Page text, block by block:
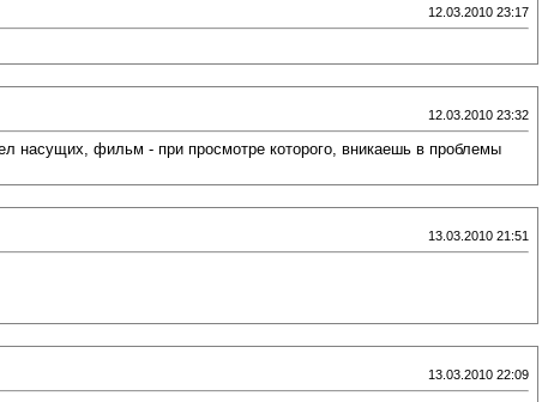
12.03.2010 23:17
12.03.2010 23:32
насущих, фильм - при просмотре которого, вникаешь в проблемы
13.03.2010 21:51
13.03.2010 22:09